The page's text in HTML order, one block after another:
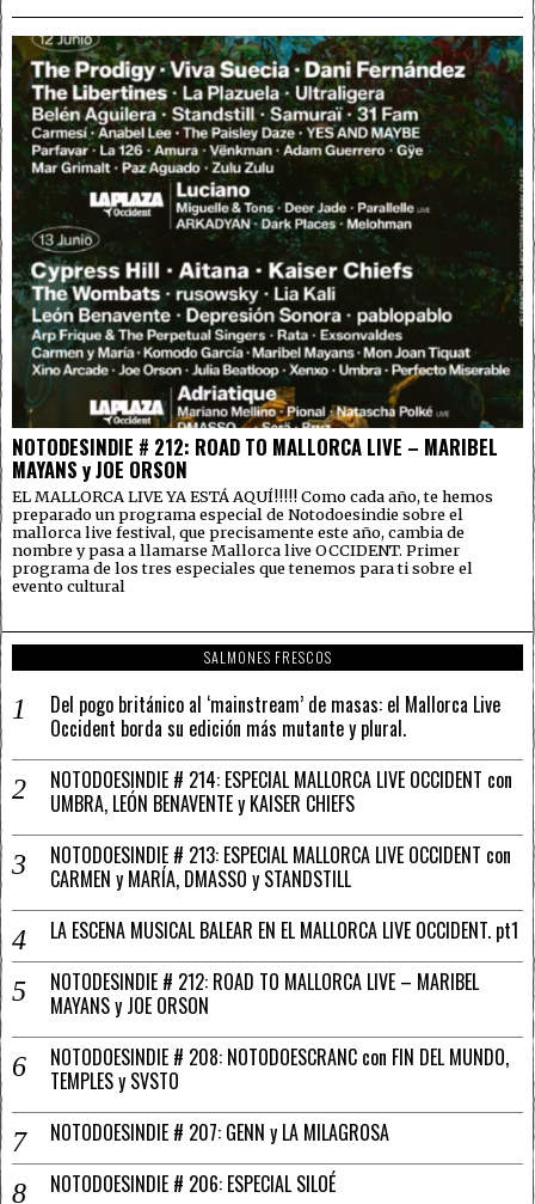
NOTODESINDIE # 212: ROAD TO MALLORCA LIVE – MARIBEL
MAYANS y JOE ORSON
EL MALLORCA LIVE YA ESTÁ AQUÍ!!!!! Como cada año, te hemos
preparado un programa especial de Notodoesindie sobre el
mallorca live festival, que precisamente este año, cambia de
nombre y pasa a llamarse Mallorca live OCCIDENT. Primer
programa de los tres especiales que tenemos para ti sobre el
evento cultural
SALMONES FRESCOS
Del pogo británico al ‘mainstream’ de masas: el Mallorca Live
Occident borda su edición más mutante y plural.
NOTODOESINDIE # 214: ESPECIAL MALLORCA LIVE OCCIDENT con
UMBRA, LEÓN BENAVENTE y KAISER CHIEFS
NOTODOESINDIE # 213: ESPECIAL MALLORCA LIVE OCCIDENT con
CARMEN y MARÍA, DMASSO y STANDSTILL
LA ESCENA MUSICAL BALEAR EN EL MALLORCA LIVE OCCIDENT. pt1
NOTODESINDIE # 212: ROAD TO MALLORCA LIVE – MARIBEL
MAYANS y JOE ORSON
NOTODOESINDIE # 208: NOTODOESCRANC con FIN DEL MUNDO,
TEMPLES y SVSTO
NOTODOESINDIE # 207: GENN y LA MILAGROSA
NOTODOESINDIE # 206: ESPECIAL SILOÉ